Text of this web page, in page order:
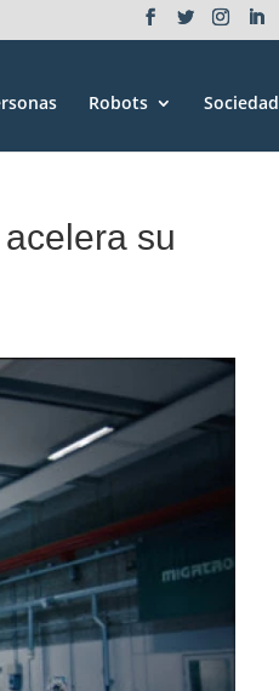
Robots Sociedad
su